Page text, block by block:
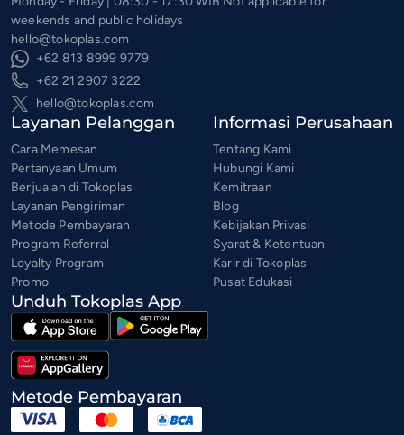
weekends and public holidays
hello@tokoplas.com
+62 813 8999 9779
+62 21 2907 3222
hello@tokoplas.com
Layanan Pelanggan
Cara Memesan
Pertanyaan Umum
Berjualan di Tokoplas
Layanan Pengiriman
Metode Pembayaran
Program Referral
Loyalty Program
Promo
Informasi Perusahaan
Tentang Kami
Hubungi Kami
Kemitraan
Blog
Kebijakan Privasi
Syarat & Ketentuan
Karir di Tokoplas
Pusat Edukasi
Unduh Tokoplas App
Metode Pembayaran